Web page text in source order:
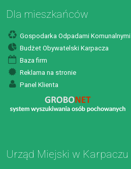
Dla mieszkańców
Gospodarka Odpadami Komunalnymi
Budżet Obywatelski Karpacza
Baza firm
Reklama na stronie
Panel Klienta
Urząd Miejski w Karpaczu